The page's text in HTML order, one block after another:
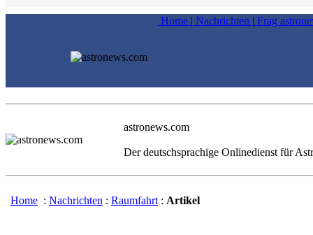
Home | Nachrichten | Frag
astronews.com
Der deutschsprachige Onlinedienst für
Home : Nachrichten : Raumfahrt : Artikel